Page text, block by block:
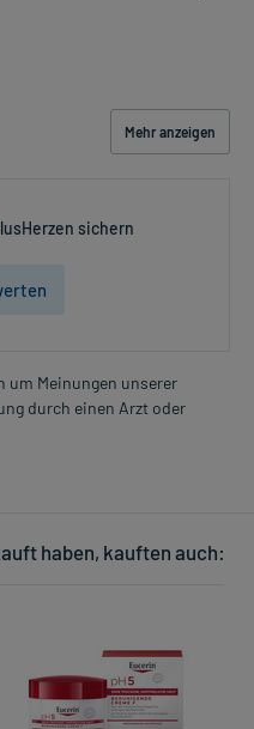
Mehr anzeigen
sichern
um Meinungen unserer
durch einen Arzt oder
haben, kauften auch: